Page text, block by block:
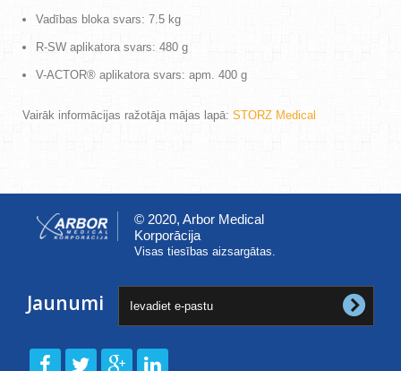
Vadības bloka svars: 7.5 kg
R-SW aplikatora svars: 480 g
V-ACTOR® aplikatora svars: apm. 400 g
Vairāk informācijas ražotāja mājas lapā: STORZ Medical
© 2020, Arbor Medical
Korporācija
Visas tiesības aizsargātas.
Jaunumi